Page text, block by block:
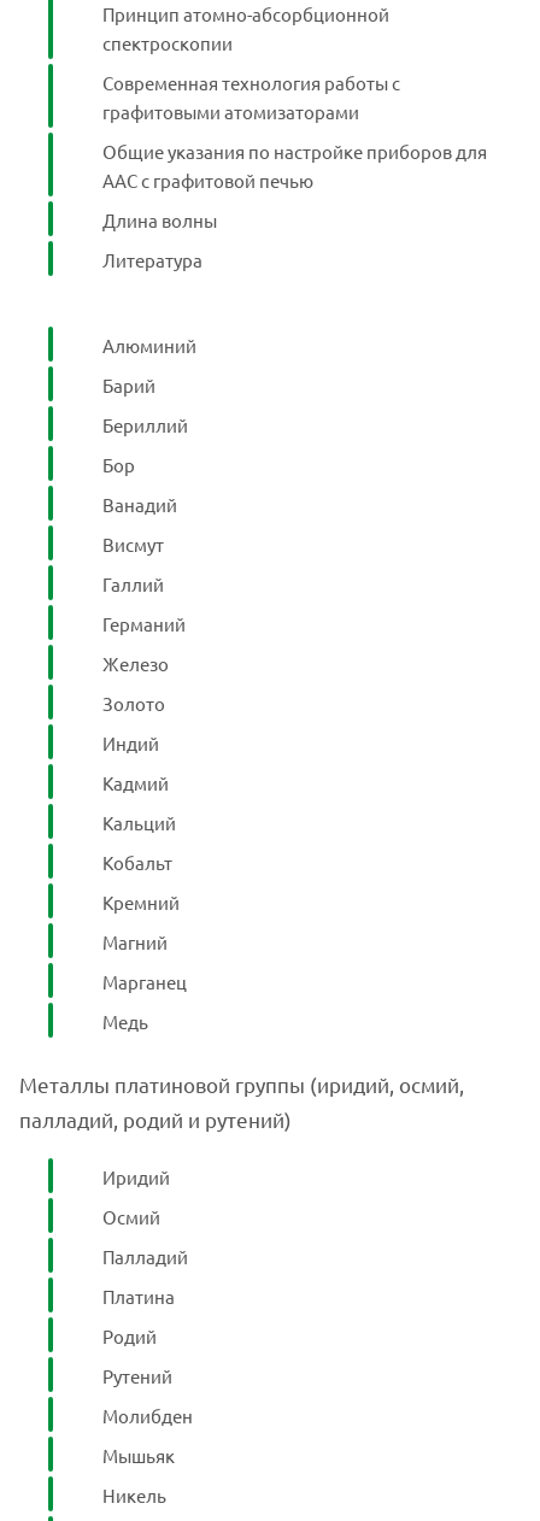
Принцип атомно-абсорбционной
спектроскопии
Современная технология работы с
графитовыми атомизаторами
Общие указания по настройке приборов для
ААС с графитовой печью
Длина волны
Литература
Алюминий
Барий
Бериллий
Бор
Ванадий
Висмут
Галлий
Германий
Железо
Золото
Индий
Кадмий
Кальций
Кобальт
Кремний
Магний
Марганец
Медь
Металлы платиновой группы (иридий, осмий,
палладий, родий и рутений)
Иридий
Осмий
Палладий
Платина
Родий
Рутений
Молибден
Мышьяк
Никель